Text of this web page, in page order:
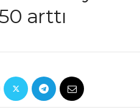
arttı